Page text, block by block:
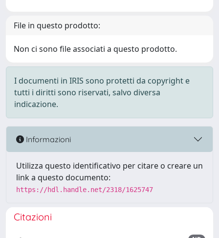
File in questo prodotto:
Non ci sono file associati a questo prodotto.
I documenti in IRIS sono protetti da copyright e
tutti i diritti sono riservati, salvo diversa
indicazione.
Informazioni
Utilizza questo identificativo per citare o creare un
link a questo documento:
https://hdl.handle.net/2318/1625747
Citazioni